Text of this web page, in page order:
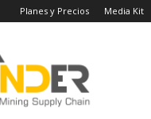
Planes y Precios Media Kit
Actualidad
Minera